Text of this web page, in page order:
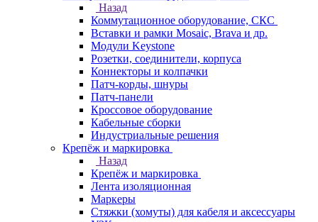
Назад
Коммутационное оборудование, СКС
Вставки и рамки Mosaic, Brava и др.
Модули Keystone
Розетки, соединители, корпуса
Коннекторы и колпачки
Патч-корды, шнуры
Патч-панели
Кроссовое оборудование
Кабельные сборки
Индустриальные решения
Крепёж и маркировка
Назад
Крепёж и маркировка
Лента изоляционная
Маркеры
Стяжки (хомуты) для кабеля и аксессуары